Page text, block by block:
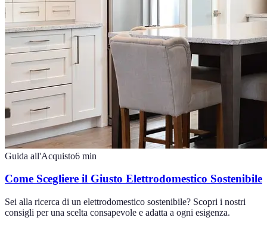
Guida all'Acquisto6 min
Come Scegliere il Giusto Elettrodomestico Sostenibile
Sei alla ricerca di un elettrodomestico sostenibile? Scopri i nostri
consigli per una scelta consapevole e adatta a ogni esigenza.